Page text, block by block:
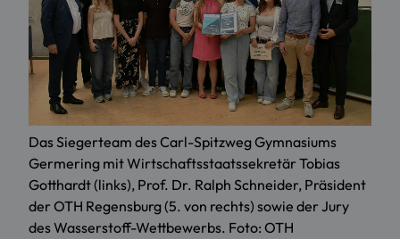
Das Siegerteam des Carl-Spitzweg Gymnasiums
Germering mit Wirtschaftsstaatssekretär Tobias
Gotthardt (links), Prof. Dr. Ralph Schneider, Präsident
der OTH Regensburg (5. von rechts) sowie der Jury
des Wasserstoff-Wettbewerbs. Foto: OTH